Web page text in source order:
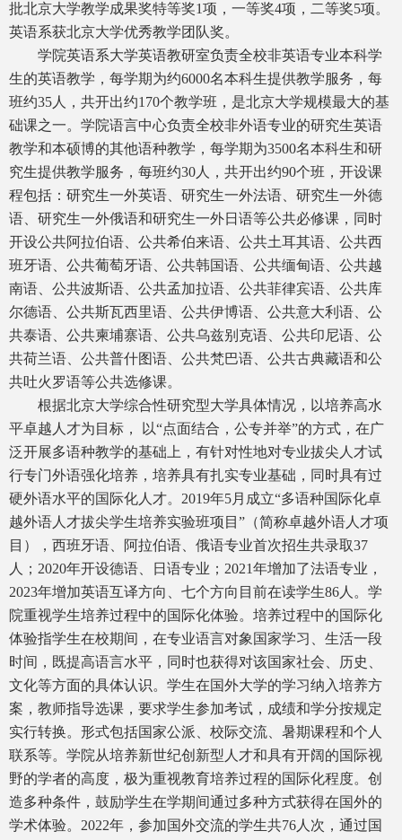
批北京大学教学成果奖特等奖1项，一等奖4项，二等奖5项。
英语系获北京大学优秀教学团队奖。
学院英语系大学英语教研室负责全校非英语专业本科学
生的英语教学，每学期为约6000名本科生提供教学服务，每
班约35人，共开出约170个教学班，是北京大学规模最大的基
础课之一。学院语言中心负责全校非外语专业的研究生英语
教学和本硕博的其他语种教学，每学期为3500名本科生和研
究生提供教学服务，每班约30人，共开出约90个班，开设课
程包括：研究生一外英语、研究生一外法语、研究生一外德
语、研究生一外俄语和研究生一外日语等公共必修课，同时
开设公共阿拉伯语、公共希伯来语、公共土耳其语、公共西
班牙语、公共葡萄牙语、公共韩国语、公共缅甸语、公共越
南语、公共波斯语、公共孟加拉语、公共菲律宾语、公共库
尔德语、公共斯瓦西里语、公共伊博语、公共意大利语、公
共泰语、公共柬埔寨语、公共乌兹别克语、公共印尼语、公
共荷兰语、公共普什图语、公共梵巴语、公共古典藏语和公
共吐火罗语等公共选修课。
根据北京大学综合性研究型大学具体情况，以培养高水
平卓越人才为目标， 以“点面结合，公专并举”的方式，在广
泛开展多语种教学的基础上，有针对性地对专业拔尖人才试
行专门外语强化培养，培养具有扎实专业基础，同时具有过
硬外语水平的国际化人才。2019年5月成立“多语种国际化卓
越外语人才拔尖学生培养实验班项目”（简称卓越外语人才项
目），西班牙语、阿拉伯语、俄语专业首次招生共录取37
人；2020年开设德语、日语专业；2021年增加了法语专业，
2023年增加英语互译方向、七个方向目前在读学生86人。学
院重视学生培养过程中的国际化体验。培养过程中的国际化
体验指学生在校期间，在专业语言对象国家学习、生活一段
时间，既提高语言水平，同时也获得对该国家社会、历史、
文化等方面的具体认识。学生在国外大学的学习纳入培养方
案，教师指导选课，要求学生参加考试，成绩和学分按规定
实行转换。形式包括国家公派、校际交流、暑期课程和个人
联系等。学院从培养新世纪创新型人才和具有开阔的国际视
野的学者的高度，极为重视教育培养过程的国际化程度。创
造多种条件，鼓励学生在学期间通过多种方式获得在国外的
学术体验。2022年，参加国外交流的学生共76人次，通过国